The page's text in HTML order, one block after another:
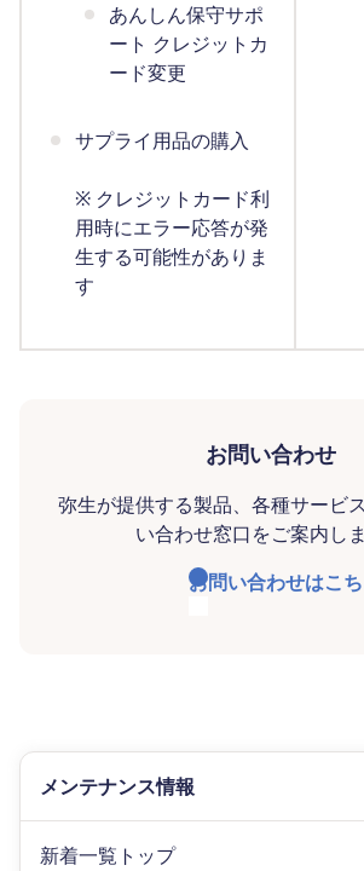
あんしん保守サポ
ート クレジットカ
ード変更
サプライ用品の購入
※ クレジットカード利
用時にエラー応答が発
生する可能性がありま
す
お問い合わせ
弥生が提供する製品、各種サービ
い合わせ窓口をご案内しま
お問い合わせはこ
メンテナンス情報
新着一覧トップ